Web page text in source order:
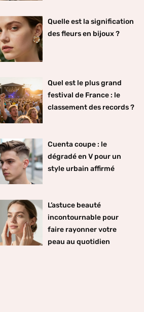
Quelle est la signification
des fleurs en bijoux ?
Quel est le plus grand
festival de France : le
classement des records ?
Cuenta coupe : le
dégradé en V pour un
style urbain affirmé
L’astuce beauté
incontournable pour
faire rayonner votre
peau au quotidien